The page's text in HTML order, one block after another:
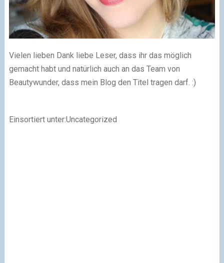
Vielen lieben Dank liebe Leser, dass ihr das möglich
gemacht habt und natürlich auch an das Team von
Beautywunder, dass mein Blog den Titel tragen darf. :)
Einsortiert unter:Uncategorized